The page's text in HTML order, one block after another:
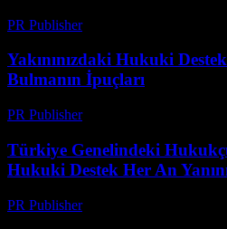
PR Publisher-
Yakınınızdaki Hukuki
Bulmanın İpuçları
PR Publisher-
Türkiye Genelindeki
Hukuki Destek Her An
PR Publisher-